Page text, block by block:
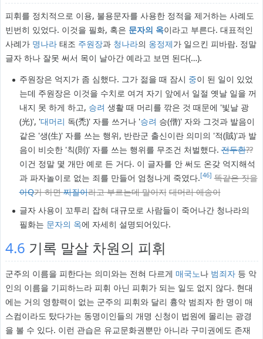
피휘를 정치적으로 이용, 불용문자를 사용한 정적을 제거하는 사례도
빈번히 있었다. 이것을 필화, 혹은 문자의 옥이라고 부른다. 대표적인
사례가 명나라태조 주원장과 청나라의 옹정제가 일으킨 피바람. 정말
글자 하나 잘못 써서 목이 날아간 예라고 보면 된다(…).
주원장은 억지가 좀 심했다. 그가 젊을 때 잠시 중이 된 일이 있었
는데 주원장은 이것을 수치로 여겨 자기 앞에서 일절 옛날 일을 꺼
내지 못 하게 하고, 승려 생활 때 머리를 깎은 것 때문에 '빛날 광
(光)', '대머리 독(禿)' 자를 쓰거나 '승려 승(僧)' 자와 그것과 발음이
같은 '생(生)' 자를 쓰는 행위, 반란군 출신이란 의미의 '적(賊)'과 발
음이 비슷한 '칙(則)' 자를 쓰는 행위를 무조건 처벌했다.전두환??
이건 정말 몇 개만 예로 든 거다. 이 글자를 안 써도 온갖 억지해석
과 파자놀이로 없는 죄를 만들어 엄청나게 죽였다.[46] 똑같은 짓을
아Q가 하면찌질이라고 부르는데 말이지 대머리 애송이
글자 사용이 꼬투리 잡혀 대규모로 사람들이 죽어나간 청나라의
필화는 문자의 옥에 자세히 설명되어있다.
4.6 기록 말살 차원의 피휘
군주의 이름을 피한다는 의미와는 전혀 다르게 매국노나 범죄자등 악
인의 이름을 기피하느라 피휘 아닌 피휘가 되는 일도 없지 않다. 현대
에는 거의 영향력이 없는 군주의 피휘와 달리 흉악 범죄자 한 명이 매
스컴이라도 탔다가는 동명이인들의 개명 신청이 법원에 몰리는 광경
을 볼 수 있다. 이런 관습은 유교문화권뿐만 아니라 구미권에도 존재